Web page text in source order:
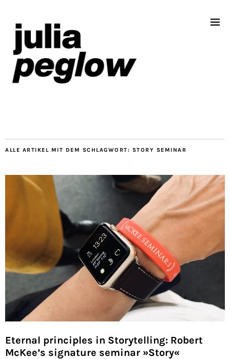
ALLE ARTIKEL MIT DEM SCHLAGWORT: STORY SEMINAR
Eternal principles in Storytelling: Robert
McKee’s signature seminar »Story«